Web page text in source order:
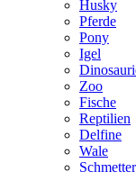
Husky
Pferde
Pony
Igel
Zoo
Fische
Reptilien
Delfine
Wale